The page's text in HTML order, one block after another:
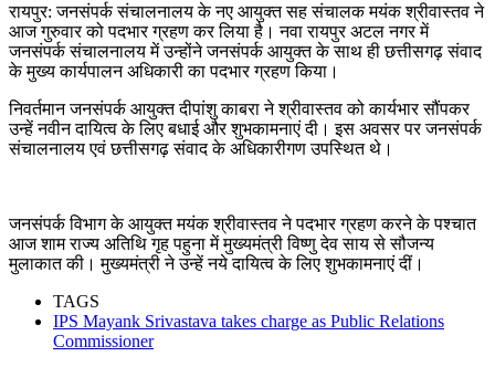
रायपुर: जनसंपर्क संचालनालय के नए आयुक्त सह संचालक मयंक श्रीवास्तव ने
आज गुरुवार को पदभार ग्रहण कर लिया है। नवा रायपुर अटल नगर में
जनसंपर्क संचालनालय में उन्होंने जनसंपर्क आयुक्त के साथ ही छत्तीसगढ़ संवाद
के मुख्य कार्यपालन अधिकारी का पदभार ग्रहण किया।
निवर्तमान जनसंपर्क आयुक्त दीपांशु काबरा ने श्रीवास्तव को कार्यभार सौंपकर
उन्हें नवीन दायित्व के लिए बधाई और शुभकामनाएं दी। इस अवसर पर जनसंपर्क
संचालनालय एवं छत्तीसगढ़ संवाद के अधिकारीगण उपस्थित थे।
जनसंपर्क विभाग के आयुक्त मयंक श्रीवास्तव ने पदभार ग्रहण करने के पश्चात
आज शाम राज्य अतिथि गृह पहुना में मुख्यमंत्री विष्णु देव साय से सौजन्य
मुलाकात की। मुख्यमंत्री ने उन्हें नये दायित्व के लिए शुभकामनाएं दीं।
TAGS
IPS Mayank Srivastava takes charge as Public Relations
Commissioner